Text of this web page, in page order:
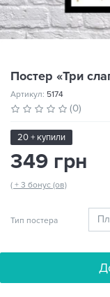
Постер «Три
Артикул: 5174
(0)
20 + купили
349 грн
( + 3 бонус (ов)
Тип постера